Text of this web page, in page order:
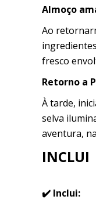
Almoço
Ao
fresco
Retorno a
À tarde,
selva
aventura,
INCLUI
✔️ Inclui: